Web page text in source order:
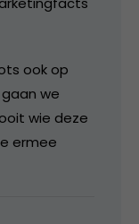
ook op
we
wie deze
ermee